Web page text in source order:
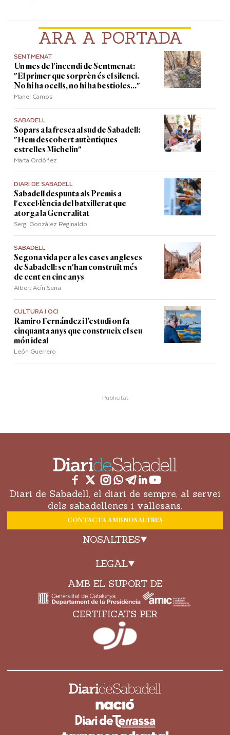
ARA A PORTADA
SENTMENAT
Un mes de l'incendi de Sentmenat:
"El primer que sorprèn és el silenci.
No hi ha ocells, no hi ha bestioles..."
Manel Camps
SABADELL
Sopars a la fresca al sud de Sabadell:
"Hem descobert autèntiques
estrelles Michelin"
Marta Ordóñez
DIARI DE SABADELL
Sabadell despunta als Premis a
l'excel·lència del batxillerat que
atorga la Generalitat
Sergi Gonzàlez Reginaldo
SABADELL
Segona vida per a les cases angleses
de Sabadell: se n'han construït més
de cent en cinc anys
Albert Acín Serra
CULTURA I OCI
Ramiro Fernández i l’estudi on fa
cinquanta anys que construeix el seu
món ideal
León Guerrero
Diari de Sabadell, el diari de sempre, al servei
dels sabadellencs i vallesans.
CONTACTA AMB NOSALTRES
NOSALTRES
LEGAL
AMB EL SUPORT DE
CERTIFICATS PER